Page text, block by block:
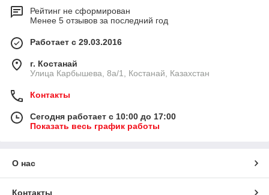
Рейтинг не сформирован
Менее 5 отзывов за последний год
Работает с 29.03.2016
г. Костанай
Улица Карбышева, 8а/1, Костанай, Казахстан
Контакты
Сегодня работает с 10:00 до 17:00
Показать весь график работы
О нас
Контакты